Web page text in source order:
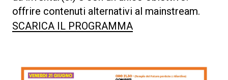
offrire contenuti alternativi al mainstream.
SCARICA IL PROGRAMMA